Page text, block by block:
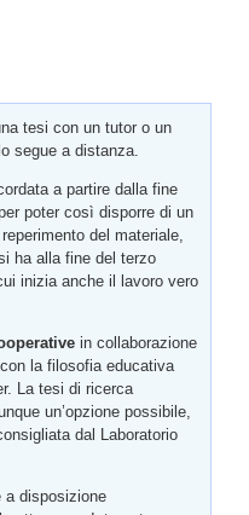
tesi con un tutor o un
segue a distanza.
a partire dalla fine
poter così disporre di un
del materiale,
ha alla fine del terzo
inizia anche il lavoro vero
in collaborazione
la filosofia educativa
La tesi di ricerca
un’opzione possibile,
dal Laboratorio
a disposizione